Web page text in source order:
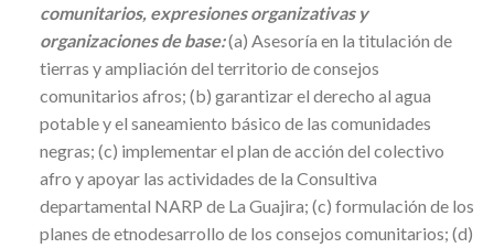
comunitarios, expresiones organizativas y
organizaciones de base:(a) Asesoría en la titulación de
tierras y ampliación del territorio de consejos
comunitarios afros; (b) garantizar el derecho al agua
potable y el saneamiento básico de las comunidades
negras; (c) implementar el plan de acción del colectivo
afro y apoyar las actividades de la Consultiva
departamental NARP de La Guajira; (c) formulación de los
planes de etnodesarrollo de los consejos comunitarios; (d)